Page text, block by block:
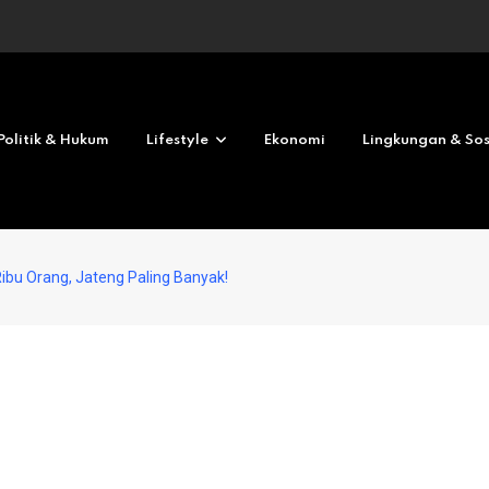
No deposit 2026
Politik & Hukum Lifestyle Ekonomi Lingkungan &
Orang, Jateng Paling Banyak!